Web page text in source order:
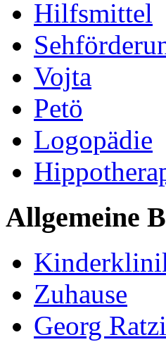
Hilfsmittel
Vojta
Petö
Logopädie
Allgemeine
Zuhause
Georg